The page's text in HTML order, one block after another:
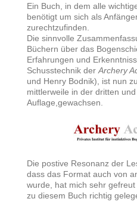
Ein Buch, in dem alle
benötigt um sich als
zurechtzufinden.
Die sinnvolle
Büchern über das
Erfahrungen und
Schusstechnik der Archery
und Henry Bodnik), ist nun
mittlerweile in der dritten
Auflage,gewachsen.
Die postive Resonanz der
dass das Format auch von
wurde, hat mich sehr
zu diesem Buch richtig